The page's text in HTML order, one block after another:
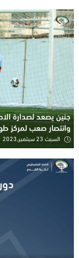
جنين يصعد لصدارة
وانتصار صعب لمركز
السبت 23 سبتمبر,2023